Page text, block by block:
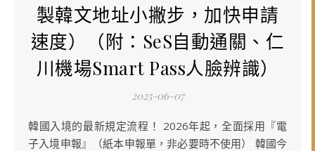
製韓文地址小撇步，加快申請
速度）（附：SeS自動通關、仁
川機場Smart Pass人臉辨識）
2025-06-07
韓國入境的最新規定流程！ 2026年起，全面採用『電
子入境申報』（紙本申報單，非必要時不使用） 韓國今